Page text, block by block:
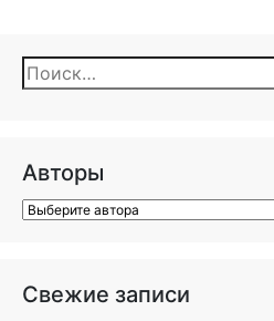
Найти:
Авторы
Свежие записи